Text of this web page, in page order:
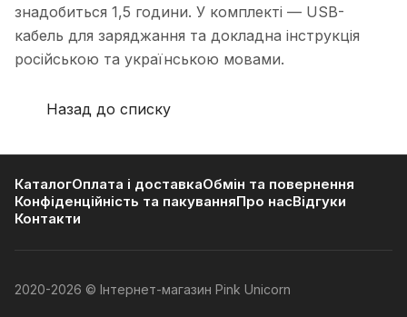
знадобиться 1,5 години. У комплекті — USB-
кабель для заряджання та докладна інструкція
російською та українською мовами.
Назад до списку
КаталогОплата і доставкаОбмін та повернення
Конфіденційність та пакуванняПро насВідгуки
Контакти
2020-2026 © Інтернет-магазин Pink Unicorn